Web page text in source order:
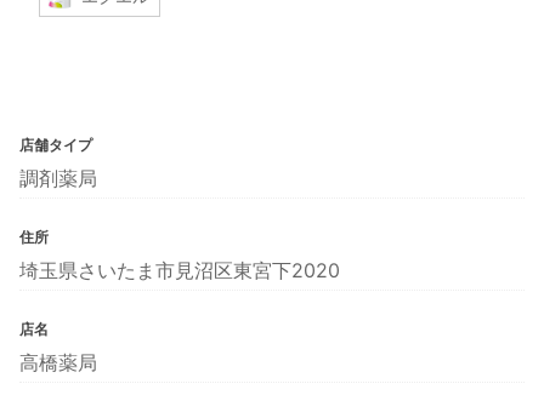
店舗タイプ
調剤薬局
住所
埼玉県さいたま市見沼区東宮下2020
店名
高橋薬局